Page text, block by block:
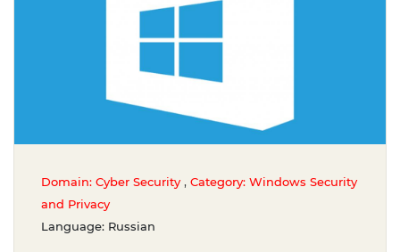
Domain: Cyber Security , Category: Windows Security
and Privacy
Language: Russian